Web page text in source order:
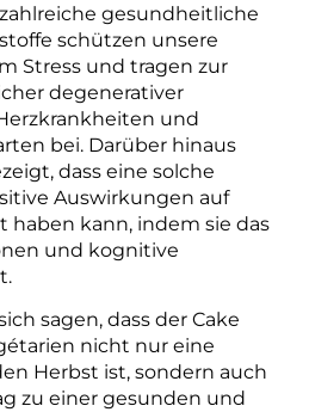
gesundheitliche
schützen unsere
Stress und tragen zur
degenerativer
und
bei. Darüber hinaus
dass eine solche
Auswirkungen auf
haben kann, indem sie das
und kognitive
sagen, dass der Cake
nicht nur eine
Herbst ist, sondern auch
zu einer gesunden und